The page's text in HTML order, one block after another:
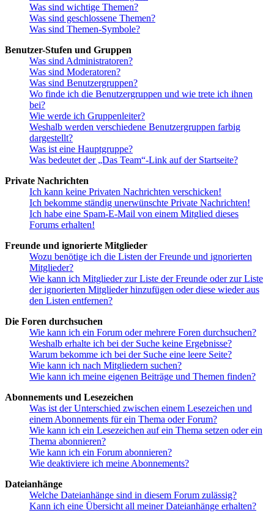
Was sind wichtige Themen?
Was sind geschlossene Themen?
Was sind Themen-Symbole?
Benutzer-Stufen und Gruppen
Was sind Administratoren?
Was sind Moderatoren?
Was sind Benutzergruppen?
Wo finde ich die Benutzergruppen und wie trete ich ihnen
bei?
Wie werde ich Gruppenleiter?
Weshalb werden verschiedene Benutzergruppen farbig
dargestellt?
Was ist eine Hauptgruppe?
Was bedeutet der „Das Team“-Link auf der Startseite?
Private Nachrichten
Ich kann keine Privaten Nachrichten verschicken!
Ich bekomme ständig unerwünschte Private Nachrichten!
Ich habe eine Spam-E-Mail von einem Mitglied dieses
Forums erhalten!
Freunde und ignorierte Mitglieder
Wozu benötige ich die Listen der Freunde und ignorierten
Mitglieder?
Wie kann ich Mitglieder zur Liste der Freunde oder zur Liste
der ignorierten Mitglieder hinzufügen oder diese wieder aus
den Listen entfernen?
Die Foren durchsuchen
Wie kann ich ein Forum oder mehrere Foren durchsuchen?
Weshalb erhalte ich bei der Suche keine Ergebnisse?
Warum bekomme ich bei der Suche eine leere Seite?
Wie kann ich nach Mitgliedern suchen?
Wie kann ich meine eigenen Beiträge und Themen finden?
Abonnements und Lesezeichen
Was ist der Unterschied zwischen einem Lesezeichen und
einem Abonnements für ein Thema oder Forum?
Wie kann ich ein Lesezeichen auf ein Thema setzen oder ein
Thema abonnieren?
Wie kann ich ein Forum abonnieren?
Wie deaktiviere ich meine Abonnements?
Dateianhänge
Welche Dateianhänge sind in diesem Forum zulässig?
Kann ich eine Übersicht all meiner Dateianhänge erhalten?